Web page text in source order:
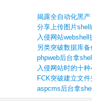
揭露全自动化黑
分享上传图片
入侵网站
另类突破数据库
phpweb后台拿
入侵网站时的十
FCK突破建立文
aspcms后台拿